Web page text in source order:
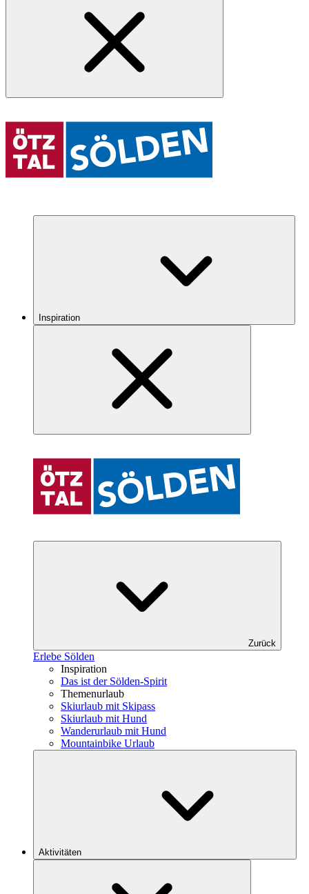
Inspiration
Zurück
Erlebe Sölden
Inspiration
Das ist der Sölden-Spirit
Themenurlaub
Skiurlaub mit Skipass
Skiurlaub mit Hund
Wanderurlaub mit Hund
Mountainbike Urlaub
Aktivitäten